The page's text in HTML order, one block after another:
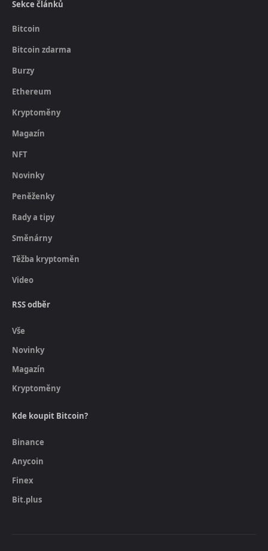
Sekce článků
Bitcoin
Bitcoin zdarma
Burzy
Ethereum
Kryptoměny
Magazín
NFT
Novinky
Peněženky
Rady a tipy
Směnárny
Těžba kryptoměn
Video
RSS odběr
Vše
Novinky
Magazín
Kryptoměny
Kde koupit Bitcoin?
Binance
Anycoin
Finex
Bit.plus